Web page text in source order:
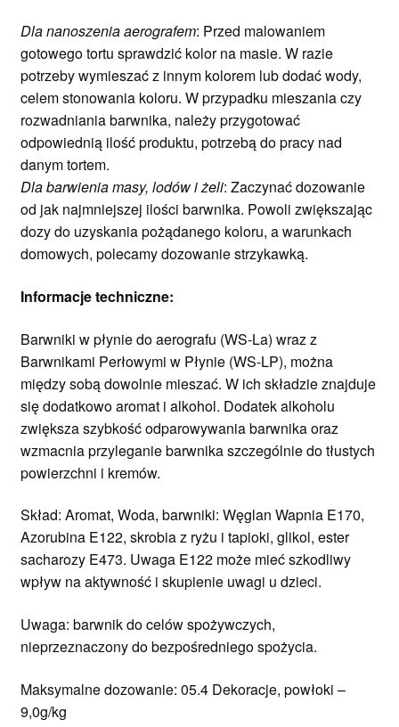
Dla nanoszenia aerografem: Przed malowaniem
gotowego tortu sprawdzić kolor na masie. W razie
potrzeby wymieszać z innym kolorem lub dodać wody,
celem stonowania koloru. W przypadku mieszania czy
rozwadniania barwnika, należy przygotować
odpowiednią ilość produktu, potrzebą do pracy nad
danym tortem.
Dla barwienia masy, lodów i żeli: Zaczynać dozowanie
od jak najmniejszej ilości barwnika. Powoli zwiększając
dozy do uzyskania pożądanego koloru, a warunkach
domowych, polecamy dozowanie strzykawką.
Informacje techniczne:
Barwniki w płynie do aerografu (WS-La) wraz z
Barwnikami Perłowymi w Płynie (WS-LP), można
między sobą dowolnie mieszać. W ich składzie znajduje
się dodatkowoaromat i alkohol. Dodatek alkoholu
zwiększa szybkość odparowywania barwnika oraz
wzmacnia przyleganie barwnika szczególnie do tłustych
powierzchni i kremów.
Skład: Aromat, Woda, barwniki: Węglan Wapnia E170,
Azorubina E122, skrobia z ryżu i tapioki, glikol, ester
sacharozy E473. Uwaga E122 może mieć szkodliwy
wpływ na aktywność i skupienie uwagi u dzieci.
Uwaga: barwnik do celów spożywczych,
nieprzeznaczony do bezpośredniego spożycia.
Maksymalne dozowanie: 05.4 Dekoracje, powłoki –
9,0g/kg